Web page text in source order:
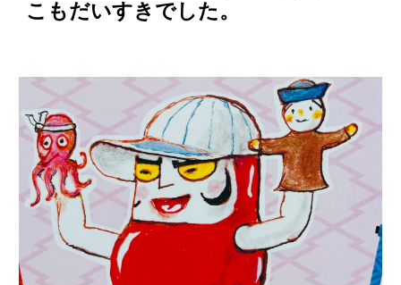
こもだいすきでした。